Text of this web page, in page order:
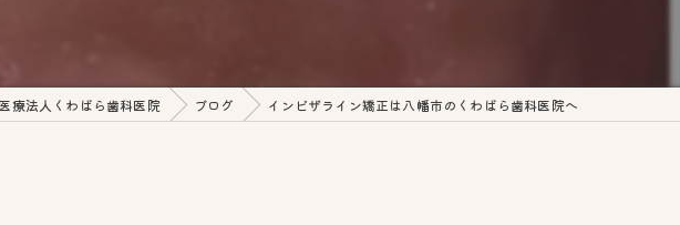
療法人くわばら歯科医院 ブログ インビザライン矯正は八幡市のくわばら歯科医院へ